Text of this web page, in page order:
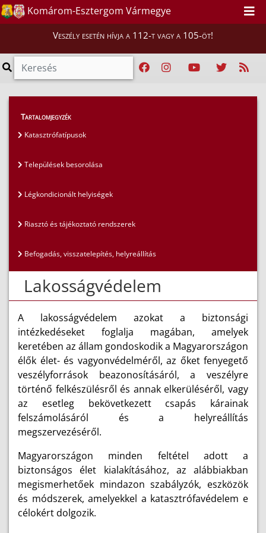
Komárom-Esztergom Vármegye
Veszély esetén hívja a 112-t vagy a 105-öt!
Lakosság >
Tartalomjegyzék
Katasztrófatípusok
Települések besorolása
Légkondicionált helyiségek
Riasztó és tájékoztató rendszerek
Befogadás, visszatelepítés, helyreállítás
Lakosságvédelem
A lakosságvédelem azokat a biztonsági
intézkedéseket foglalja magában, amelyek
keretében az állam gondoskodik a Magyarországon
élők élet- és vagyonvédelméről, az őket fenyegető
veszélyforrások beazonosításáról, a veszélyre
történő felkészülésről és annak elkerüléséről, vagy
az esetleg bekövetkezett csapás kárainak
felszámolásáról és a helyreállítás
megszervezéséről.
Magyarországon minden feltétel adott a
biztonságos élet kialakításához, az alábbiakban
megismerhetőek mindazon szabályzók, eszközök
és módszerek, amelyekkel a katasztrófavédelem e
célokért dolgozik.